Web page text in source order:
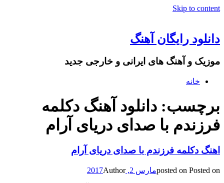
Skip to content
دانلود رایگان آهنگ
موزیک و آهنگ های ایرانی و خارجی جدید
خانه
برچسب: دانلود آهنگ دکلمه
فرزندم با صدای دریای آرام
اهنگ دکلمه فرزندم با صدای دریای آرام
posted on Posted on مارس 2, 2017 Author